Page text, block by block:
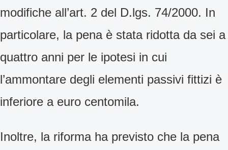
modifiche all’art. 2 del D.lgs. 74/2000. In
particolare, la pena è stata ridotta da sei a
quattro anni per le ipotesi in cui
l’ammontare degli elementi passivi fittizi è
inferiore a euro centomila.
Inoltre, la riforma ha previsto che la pena